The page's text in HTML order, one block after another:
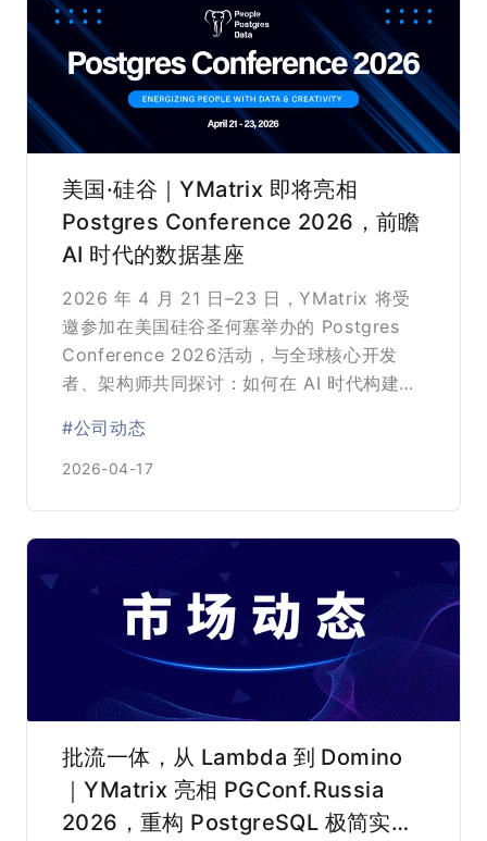
美国·硅谷｜YMatrix 即将亮相
Postgres Conference 2026，前瞻
AI 时代的数据基座
2026 年 4 月 21 日–23 日，YMatrix 将受
邀参加在美国硅谷圣何塞举办的 Postgres
Conference 2026活动，与全球核心开发
者、架构师共同探讨：如何在 AI 时代构建更
#公司动态
2026-04-17
批流一体，从 Lambda 到 Domino
｜YMatrix 亮相 PGConf.Russia
2026，重构 PostgreSQL 极简实时